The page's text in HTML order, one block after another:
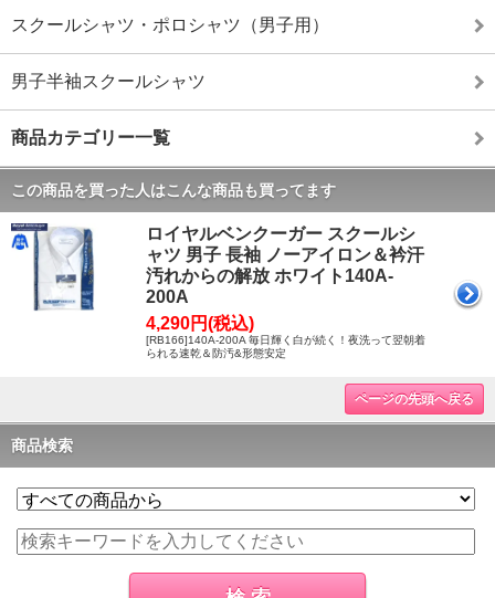
スクールシャツ・ポロシャツ（男子用）
男子半袖スクールシャツ
商品カテゴリー一覧
この商品を買った人はこんな商品も買ってます
ロイヤルベンクーガー スクールシ
ャツ 男子 長袖 ノーアイロン＆衿汗
汚れからの解放 ホワイト140A-
200A
4,290円(税込)
[RB166]140A-200A 毎日輝く白が続く！夜洗って翌朝着
られる速乾＆防汚&形態安定
ページの先頭へ戻る
商品検索